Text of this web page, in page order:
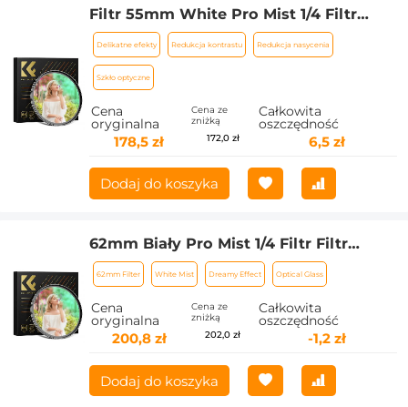
Filtr 55mm White Pro Mist 1/4 Filtr
kinowy, filtr dyfuzyjny HD Dreamy Soft
White z powłokami 28-warstwowymi
Wodoodporny Odporny na
zarysowania Seria Nano-Xcel
Delikatne efekty Redukcja kontrastu Redukcja nasycenia
Szkło optyczne
Cena
oryginalna
178,5 zł
Cena ze
zniżką
172,0 zł
Całkowita
oszczędność
6,5 zł
Dodaj do koszyka
62mm Biały Pro Mist 1/4 Filtr Filtr
kinowy Efekt, HD Dreamy Soft White
Filtr dyfuzyjny z powłokami 28-
warstwowymi Wodoodporny Odporny
na zarysowania Seria Nano-Xcel
62mm Filter White Mist Dreamy Effect Optical Glass
Cena
oryginalna
200,8 zł
Cena ze
zniżką
202,0 zł
Całkowita
oszczędność
-1,2 zł
Dodaj do koszyka